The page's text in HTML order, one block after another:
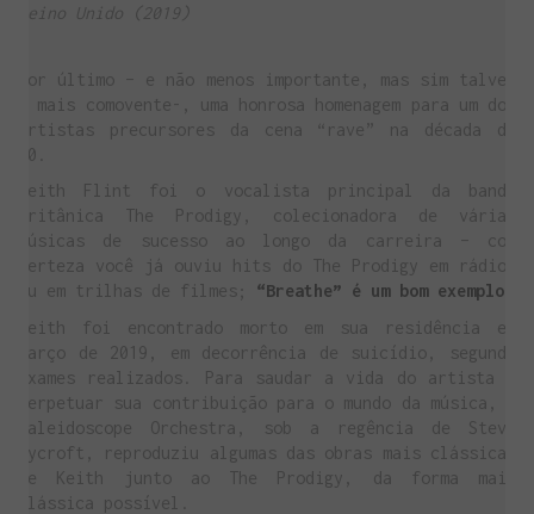
Reino Unido (2019)
Por último – e não menos importante, mas sim talvez
o mais comovente-, uma honrosa homenagem para um dos
artistas precursores da cena “rave” na década de
90.
Keith Flint foi o vocalista principal da banda
britânica The Prodigy, colecionadora de várias
músicas de sucesso ao longo da carreira – com
certeza você já ouviu hits do The Prodigy em rádios
ou em trilhas de filmes; “Breathe” é um bom exemplo
Keith foi encontrado morto em sua residência em
março de 2019, em decorrência de suicídio, segundo
exames realizados. Para saudar a vida do artista e
perpetuar sua contribuição para o mundo da música, a
Kaleidoscope Orchestra, sob a regência de Steve
Pycroft, reproduziu algumas das obras mais clássicas
de Keith junto ao The Prodigy, da forma mais
clássica possível.